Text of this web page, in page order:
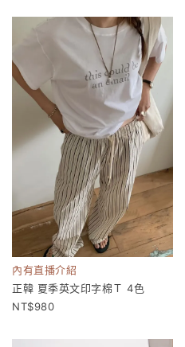
內有直播介紹
正韓 夏季英文印字棉Ｔ 4色
980